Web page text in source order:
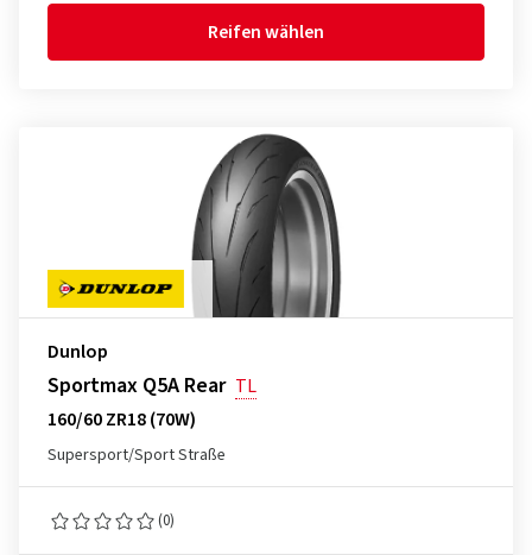
Reifen wählen
Dunlop
Sportmax Q5A Rear TL
160/60 ZR18 (70W)
Supersport/Sport Straße
(0)